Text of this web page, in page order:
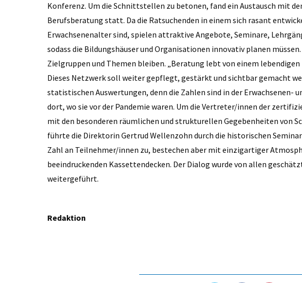
Konferenz. Um die Schnittstellen zu betonen, fand ein Austausch mit
Berufsberatung statt. Da die Ratsuchenden in einem sich rasant
Erwachsenenalter sind, spielen attraktive Angebote, Seminare,
sodass die Bildungshäuser und Organisationen innovativ planen
Zielgruppen und Themen bleiben. „Beratung lebt von einem
Dieses Netzwerk soll weiter gepflegt, gestärkt und sichtbar gemacht
statistischen Auswertungen, denn die Zahlen sind in der Erwachsenen-
dort, wo sie vor der Pandemie waren. Um die Vertreter/innen der
mit den besonderen räumlichen und strukturellen Gegebenheiten von
führte die Direktorin Gertrud Wellenzohn durch die historischen
Zahl an Teilnehmer/innen zu, bestechen aber mit einzigartiger
beeindruckenden Kassettendecken. Der Dialog wurde von allen
weitergeführt.
Redaktion